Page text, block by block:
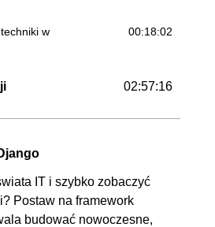
w
00:18:02
02:57:16
00:07:26
IT i szybko zobaczyć
Postaw na framework
budować nowoczesne,